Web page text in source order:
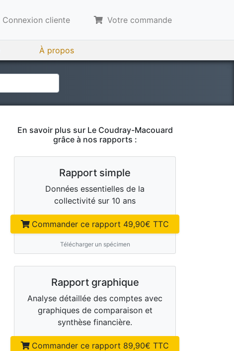
Connexion cliente Votre commande
À propos
En savoir plus sur Le Coudray-Macouard
grâce à nos rapports :
Rapport simple
Données essentielles de la
collectivité sur 10 ans
Commander ce rapport 49,90€ TTC
Télécharger un spécimen
Rapport graphique
Analyse détaillée des comptes avec
graphiques de comparaison et
synthèse financière.
Commander ce rapport 89,90€ TTC